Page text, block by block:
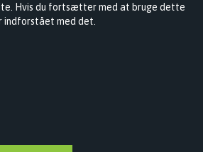
Hvis du fortsætter med at bruge dette
indforstået med det.